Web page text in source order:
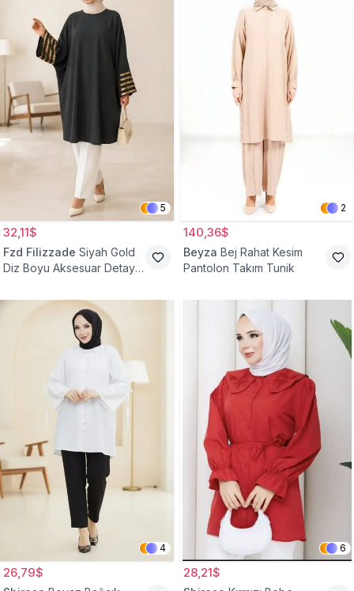
5
32,11$
Fzd Filizzade Siyah Gold
Diz Boyu Aksesuar Detaylı
2
140,36$
Beyza Bej Rahat Kesim
Pantolon Takım Tunik
4
26,79$
6
28,21$